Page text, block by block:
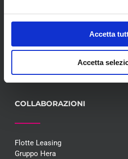
Accetta
Accetta
Convenzioni
COLLABORAZIONI
Flotte Leasing
Gruppo Hera